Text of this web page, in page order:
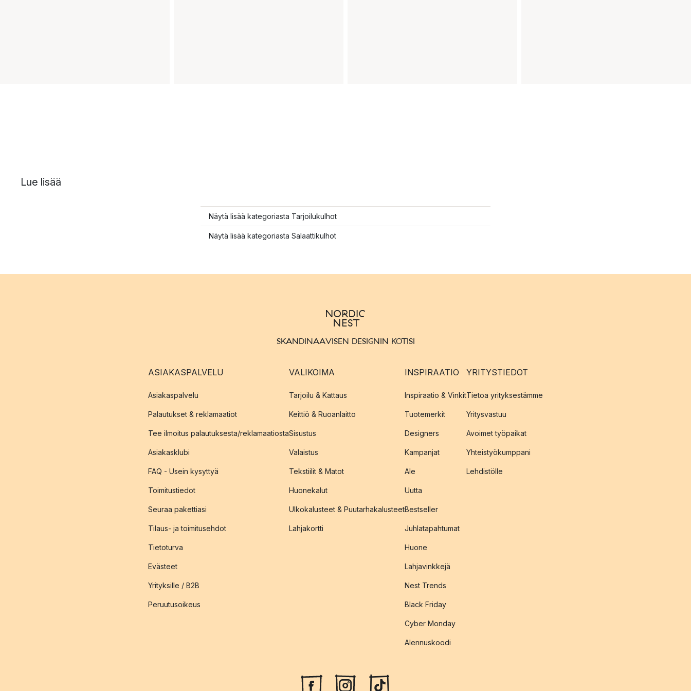
Lue lisää
Näytä lisää kategoriasta Tarjoilukulhot
Näytä lisää kategoriasta Salaattikulhot
SKANDINAAVISEN DESIGNIN KOTISI
ASIAKASPALVELU
Asiakaspalvelu
Palautukset & reklamaatiot
Tee ilmoitus palautuksesta/reklamaatiosta
Asiakasklubi
FAQ - Usein kysyttyä
Toimitustiedot
Seuraa pakettiasi
Tilaus- ja toimitusehdot
Tietoturva
Evästeet
Yrityksille / B2B
Peruutusoikeus
VALIKOIMA
Tarjoilu & Kattaus
Keittiö & Ruoanlaitto
Sisustus
Valaistus
Tekstiilit & Matot
Huonekalut
Ulkokalusteet & Puutarhakalusteet
Lahjakortti
INSPIRAATIO
Inspiraatio & Vinkit
Tuotemerkit
Designers
Kampanjat
Ale
Uutta
Bestseller
Juhlatapahtumat
Huone
Lahjavinkkejä
Nest Trends
Black Friday
Cyber Monday
Alennuskoodi
YRITYSTIEDOT
Tietoa yrityksestämme
Yritysvastuu
Avoimet työpaikat
Yhteistyökumppani
Lehdistölle